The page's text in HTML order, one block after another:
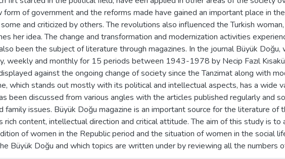
form of government and the reforms made have gained an important place in
and criticized by others. The revolutions also influenced the Turkish
her idea. The change and transformation and modernization activities
been the subject of literature through magazines. In the journal Büyük Doğu,
weekly and monthly for 15 periods between 1943-1978 by Necip Fazıl
against the ongoing change of society since the Tanzimat along with
which stands out mostly with its political and intellectual aspects, has a wide
been discussed from various angles with the articles published regularly and
family issues. Büyük Doğu magazine is an important source for the literature of
rich content, intellectual direction and critical attitude. The aim of this study is to
of women in the Republic period and the situation of women in the social
Büyük Doğu and which topics are written under by reviewing all the numbers